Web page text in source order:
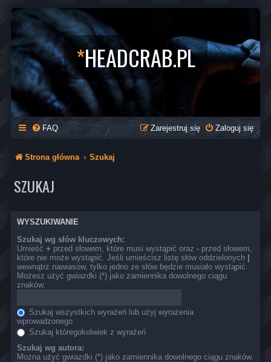
*HEADCRAB.PL
FAQ Zaloguj się
Zarejestruj się
Strona główna Szukaj
SZUKAJ
WYSZUKIWANIE
Szukaj wg słów kluczowych:
Umieść + przed słowem, które musi wystąpić oraz - przed słowem,
które nie może wystąpić. Jeśli umieścisz listę słów oddzielonych |
wewnątrz nawiasów, tylko jedno ze słów będzie musiało wystąpić.
Możesz użyć gwiazdki (*) jako zamiennika dowolnego ciągu
znaków.
Szukaj wszystkich wyrażeń lub użyj wyrażenia
wprowadzonego
Szukaj któregokolwiek z wyrażeń
Szukaj wg autora:
Można użyć gwiazdki (*) jako zamiennika dowolnego ciągu znaków.